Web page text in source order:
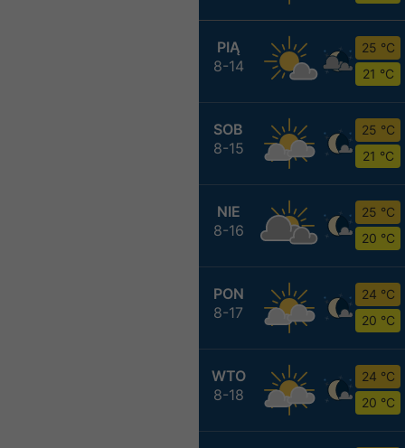
PIĄ
8-14
25 °C
21 °C
SOB
8-15
25 °C
21 °C
NIE
8-16
25 °C
20 °C
PON
8-17
24 °C
20 °C
WTO
8-18
24 °C
20 °C